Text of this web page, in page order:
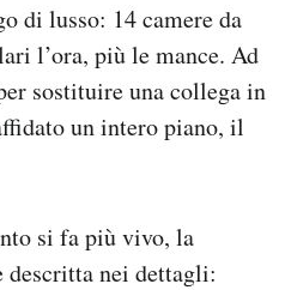
di lusso: 14 camere da
l’ora, più le mance. Ad
sostituire una collega in
un intero piano, il
si fa più vivo, la
descritta nei dettagli: